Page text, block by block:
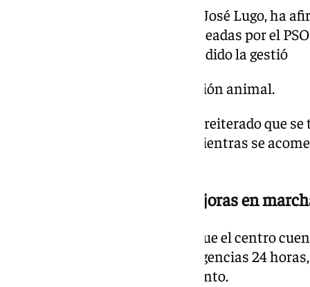
El delegado de Espacio Público, José Lugo, ha
muchas de las cuestiones planteadas por el
proceso de solución», y ha defendido la gestió
n municipal del área de protección animal.
Asimismo, el Ayuntamiento ha reiterado que
centro de protección animal, mientras se
Zoosanitario operativo y mejoras en
El Consistorio ha insistido en que el centro
hospitalización y servicio de urgencias 24
que garantizan su funcionamiento.